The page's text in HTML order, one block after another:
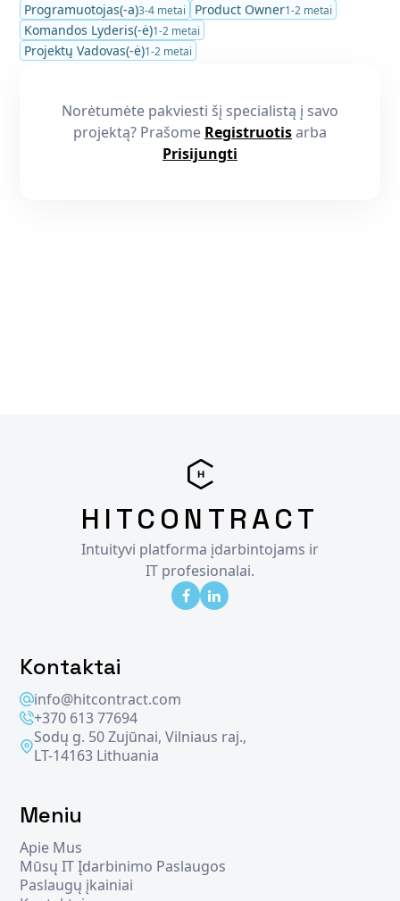
Programuotojas(-a)3-4 metai Product Owner1-2 metai
Komandos Lyderis(-ė)1-2 metai
Projektų Vadovas(-ė)1-2 metai
Norėtumėte pakviesti šį specialistą į savo
projektą? Prašome Registruotisarba
Prisijungti
HITCONTRACT
Intuityvi platforma įdarbintojams ir
IT profesionalai.
Kontaktai
info@hitcontract.com
+370 613 77694
Sodų g. 50 Zujūnai, Vilniaus raj.,
LT-14163 Lithuania
Meniu
Apie Mus
Mūsų IT Įdarbinimo Paslaugos
Paslaugų įkainiai